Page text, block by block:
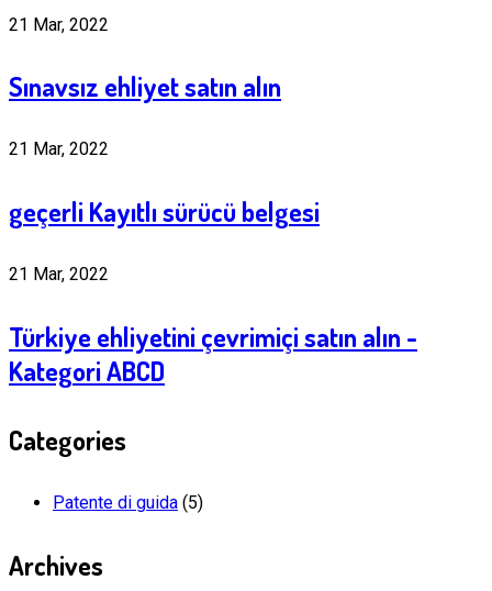
21 Mar, 2022
Sınavsız ehliyet satın alın
21 Mar, 2022
geçerli Kayıtlı sürücü belgesi
21 Mar, 2022
Türkiye ehliyetini çevrimiçi satın alın -
Kategori ABCD
Categories
Patente di guida (5)
Archives